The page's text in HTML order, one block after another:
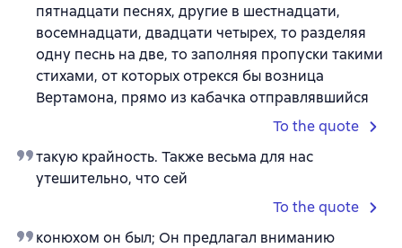
пятнадцати песнях, другие в шестнадцати,
восемнадцати, двадцати четырех, то разделяя
одну песнь на две, то заполняя пропуски такими
стихами, от которых отрекся бы возница
Вертамона, прямо из кабачка отправлявшийся
To the quote
такую крайность. Также весьма для нас
утешительно, что сей
To the quote
конюхом он был; Он предлагал вниманию